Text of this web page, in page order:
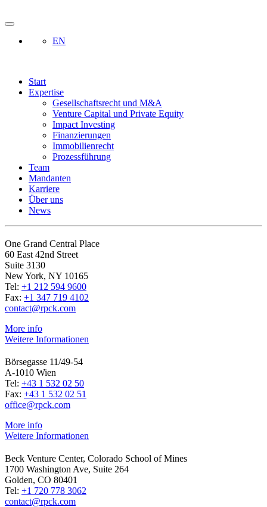
EN
Start
Expertise
Gesellschaftsrecht und M&A
Venture Capital und Private Equity
Impact Investing
Finanzierungen
Immobilienrecht
Prozessführung
Team
Mandanten
Karriere
Über uns
News
One Grand Central Place
60 East 42nd Street
Suite 3130
New York, NY 10165
Tel: +1 212 594 9600
Fax: +1 347 719 4102
contact@rpck.com
More info
Weitere Informationen
Börsegasse 11/49-54
A-1010 Wien
Tel: +43 1 532 02 50
Fax: +43 1 532 02 51
office@rpck.com
More info
Weitere Informationen
Beck Venture Center, Colorado School of Mines
1700 Washington Ave, Suite 264
Golden, CO 80401
Tel: +1 720 778 3062
contact@rpck.com